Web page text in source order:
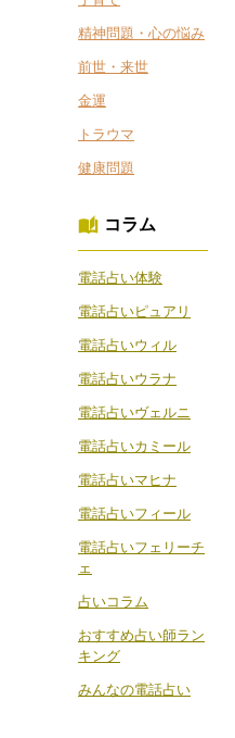
精神問題・心の悩み
前世・来世
金運
トラウマ
健康問題
コラム
電話占い体験
電話占いピュアリ
電話占いウィル
電話占いウラナ
電話占いヴェルニ
電話占いカミール
電話占いマヒナ
電話占いフィール
電話占いフェリーチ
ェ
占いコラム
おすすめ占い師ラン
キング
みんなの電話占い